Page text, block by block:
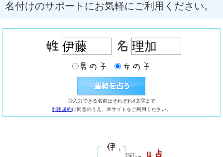
名付けのサポートにお気軽にご利用ください。
◎入力できる名前はそれぞれ4文字まで
利用規約に同意のうえ、本サイトをご利用ください。